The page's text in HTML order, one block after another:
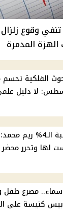
تنفي وقوع
المدمرة
لا دليل
طالبة الـ4%
لها وتحرر محضر
كنيسة على